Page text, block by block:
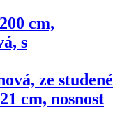
cm,
s
ze studené
cm, nosnost